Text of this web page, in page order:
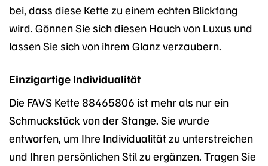
bei, dass diese Kette zu einem echten Blickfang
wird. Gönnen Sie sich diesen Hauch von Luxus und
lassen Sie sich von ihrem Glanz verzaubern.
Einzigartige Individualität
Die FAVS Kette 88465806 ist mehr als nur ein
Schmuckstück von der Stange. Sie wurde
entworfen, um Ihre Individualität zu unterstreichen
und Ihren persönlichen Stil zu ergänzen. Tragen Sie